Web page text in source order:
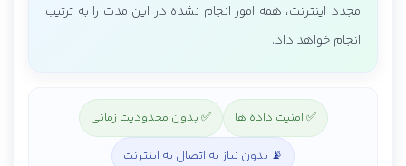
مجدد اینترنت، همه امور انجام نشده در این مدت را به ترتیب
انجام خواهد داد.
✅ امنیت داده ها ✅ بدون محدودیت زمانی
📡 بدون نیاز به اتصال به اینترنت